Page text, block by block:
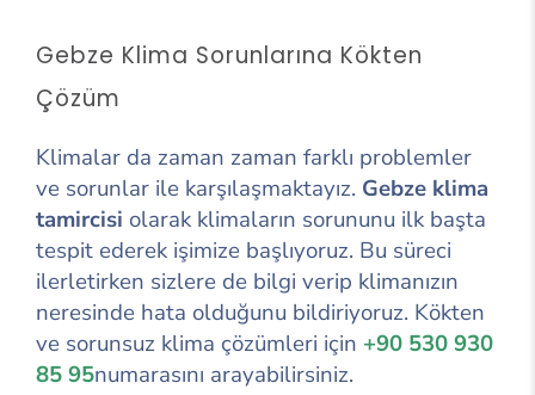
Gebze Klima Sorunlarına Kökten
Çözüm
Klimalar da zaman zaman farklı problemler
ve sorunlar ile karşılaşmaktayız. Gebze klima
tamircisi olarak klimaların sorununu ilk başta
tespit ederek işimize başlıyoruz. Bu süreci
ilerletirken sizlere de bilgi verip klimanızın
neresinde hata olduğunu bildiriyoruz. Kökten
ve sorunsuz klima çözümleri için +90 530 930
85 95numarasını arayabilirsiniz.